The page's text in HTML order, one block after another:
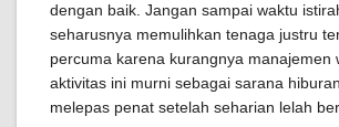
dengan baik. Jangan sampai waktu
seharusnya memulihkan tenaga justru
percuma karena kurangnya manajemen
aktivitas ini murni sebagai sarana
melepas penat setelah seharian lelah